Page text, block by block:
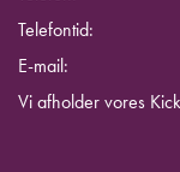
Telefontid:
E-mail:
Vi afholder vores